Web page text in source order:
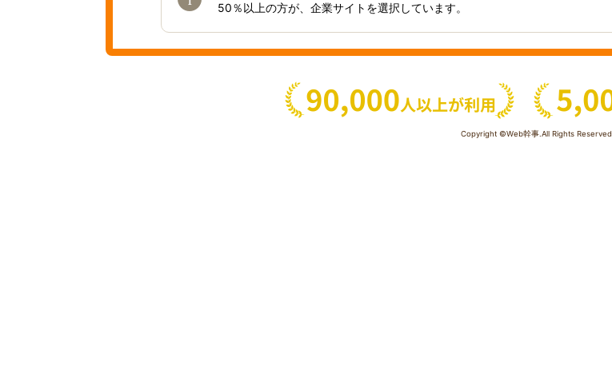
50％以上の方が、企業サイトを選択しています。
Copyright ©Web幹事.All Rights Reserved.